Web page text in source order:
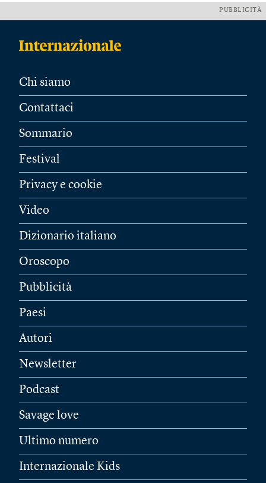
PUBBLICITÀ
Chi siamo
Contattaci
Sommario
Festival
Privacy e cookie
Video
Dizionario italiano
Oroscopo
Pubblicità
Paesi
Autori
Newsletter
Podcast
Savage love
Ultimo numero
Internazionale Kids